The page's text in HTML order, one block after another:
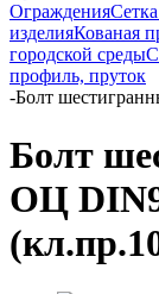
Ограждения
изделияКованая
городской среды
профиль, пруток
-Болт
Болт
ОЦ